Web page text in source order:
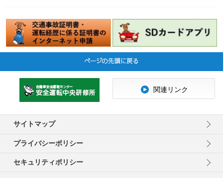
サイトマップ
プライバシーポリシー
セキュリティポリシー
関連リンク